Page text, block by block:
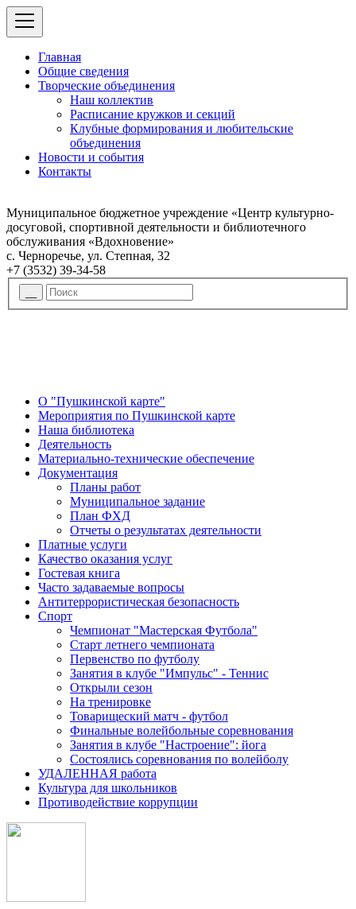
Главная
Общие сведения
Творческие объединения
Наш коллектив
Расписание кружков и секций
Клубные формирования и любительские
объединения
Новости и события
Контакты
Муниципальное бюджетное учреждение «Центр культурно-
досуговой, спортивной деятельности и библиотечного
обслуживания «Вдохновение»
с. Черноречье, ул. Степная, 32
+7 (3532) 39-34-58
О "Пушкинской карте"
Мероприятия по Пушкинской карте
Наша библиотека
Деятельность
Материально-технические обеспечение
Документация
Планы работ
Муниципальное задание
План ФХД
Отчеты о результатах деятельности
Платные услуги
Качество оказания услуг
Гостевая книга
Часто задаваемые вопросы
Антитеррористическая безопасность
Спорт
Чемпионат "Мастерская Футбола"
Старт летнего чемпионата
Первенство по футболу
Занятия в клубе "Импульс" - Теннис
Открыли сезон
На тренировке
Товарищеский матч - футбол
Финальные волейбольные соревнования
Занятия в клубе "Настроение": йога
Состоялись соревнования по волейболу
УДАЛЕННАЯ работа
Культура для школьников
Противодействие коррупции